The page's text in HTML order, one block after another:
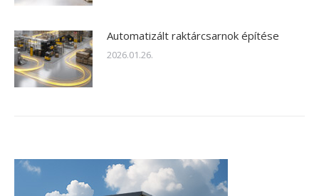
Automatizált raktárcsarnok építése
2026.01.26.